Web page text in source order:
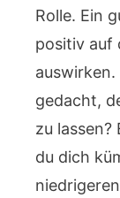
Rolle. Ein
positiv auf
gedacht,
zu
du dich